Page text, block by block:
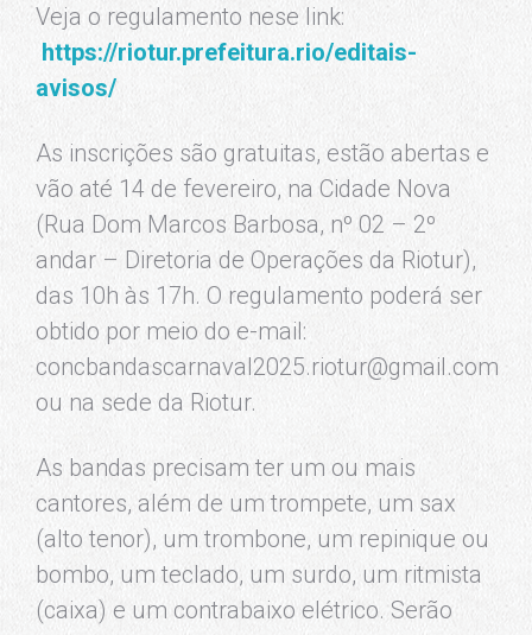
Veja o regulamento nese link:
https://riotur.prefeitura.rio/editais-
avisos/
As inscrições são gratuitas, estão abertas e
vão até 14 de fevereiro, na Cidade Nova
(Rua Dom Marcos Barbosa, nº 02 – 2º
andar – Diretoria de Operações da Riotur),
das 10h às 17h. O regulamento poderá ser
obtido por meio do e-mail:
concbandascarnaval2025.riotur@gmail.com
ou na sede da Riotur.
As bandas precisam ter um ou mais
cantores, além de um trompete, um sax
(alto tenor), um trombone, um repinique ou
bombo, um teclado, um surdo, um ritmista
(caixa) e um contrabaixo elétrico. Serão